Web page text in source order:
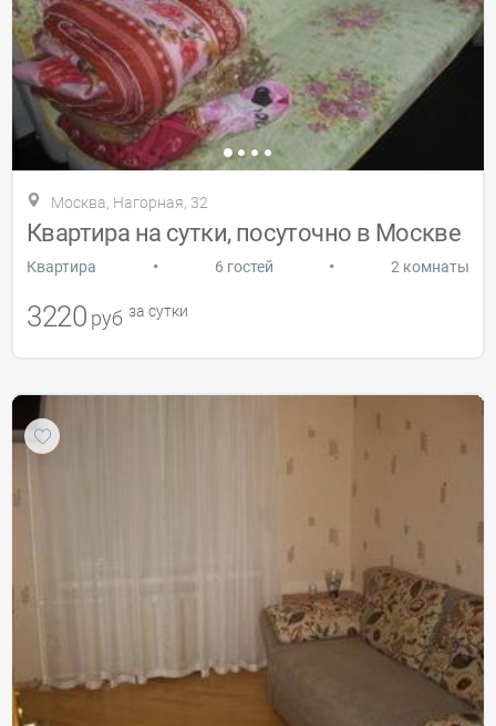
Москва, Нагорная, 32
Квартира на сутки, посуточно в Москве
Квартира • 6 гостей • 2 комнаты
3220 руб за сутки